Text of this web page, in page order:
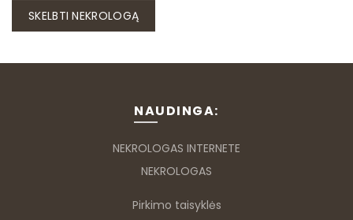
NAUDINGA:
NEKROLOGAS INTERNETE
NEKROLOGAS
Pirkimo taisyklės